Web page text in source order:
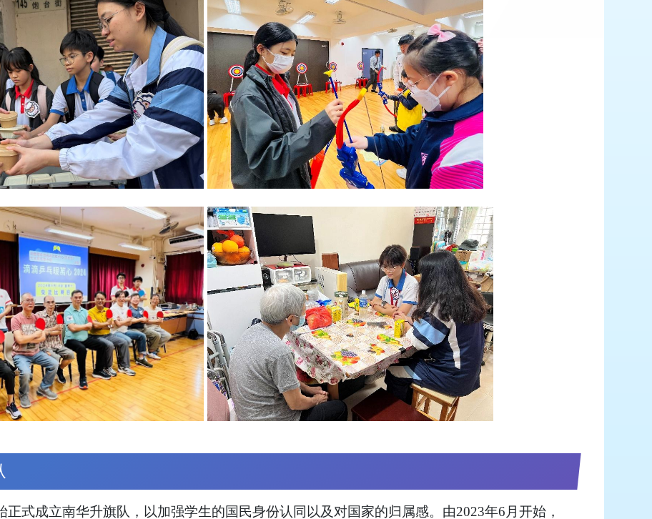
正式成立南华升旗队，以加强学生的国民身份认同以及对国家的归属感。由2023年6月开始，